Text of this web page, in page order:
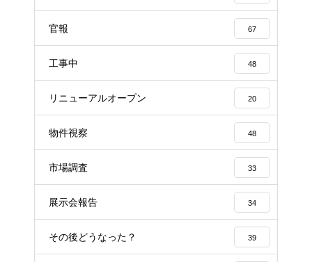
官報 67
工事中 48
リニューアルオープン 20
物件視察 48
市場調査 33
展示会報告 34
その後どうなった？ 39